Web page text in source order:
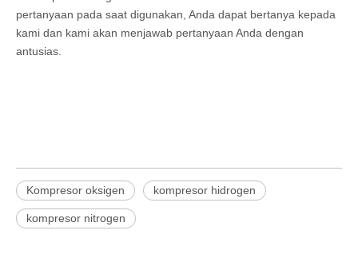
pertanyaan pada saat digunakan, Anda dapat bertanya kepada
kami dan kami akan menjawab pertanyaan Anda dengan
antusias.
Kompresor oksigen kompresor hidrogen
kompresor nitrogen